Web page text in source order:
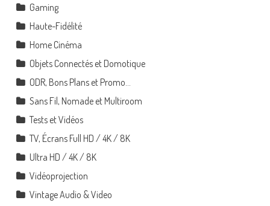
Gaming
Haute-Fidélité
Home Cinéma
Objets Connectés et Domotique
ODR, Bons Plans et Promo…
Sans Fil, Nomade et Multiroom
Tests et Vidéos
TV, Écrans Full HD / 4K / 8K
Ultra HD / 4K / 8K
Vidéoprojection
Vintage Audio & Video